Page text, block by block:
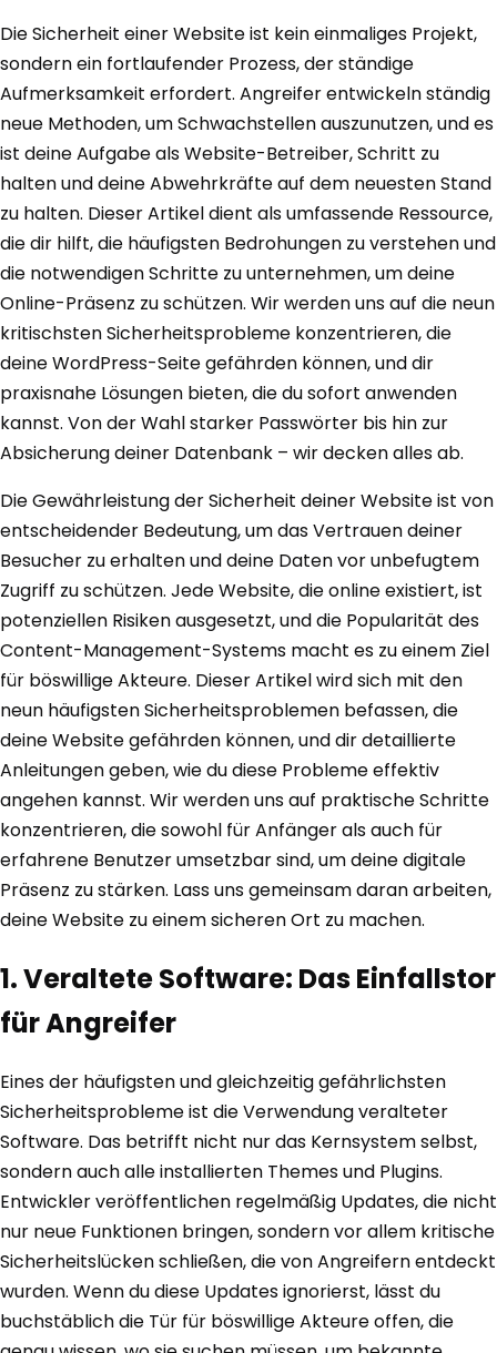
Die Sicherheit einer Website ist kein einmaliges Projekt,
sondern ein fortlaufender Prozess, der ständige
Aufmerksamkeit erfordert. Angreifer entwickeln ständig
neue Methoden, um Schwachstellen auszunutzen, und es
ist deine Aufgabe als Website-Betreiber, Schritt zu
halten und deine Abwehrkräfte auf dem neuesten Stand
zu halten. Dieser Artikel dient als umfassende Ressource,
die dir hilft, die häufigsten Bedrohungen zu verstehen und
die notwendigen Schritte zu unternehmen, um deine
Online-Präsenz zu schützen. Wir werden uns auf die neun
kritischsten Sicherheitsprobleme konzentrieren, die
deine WordPress-Seite gefährden können, und dir
praxisnahe Lösungen bieten, die du sofort anwenden
kannst. Von der Wahl starker Passwörter bis hin zur
Absicherung deiner Datenbank – wir decken alles ab.
Die Gewährleistung der Sicherheit deiner Website ist von
entscheidender Bedeutung, um das Vertrauen deiner
Besucher zu erhalten und deine Daten vor unbefugtem
Zugriff zu schützen. Jede Website, die online existiert, ist
potenziellen Risiken ausgesetzt, und die Popularität des
Content-Management-Systems macht es zu einem Ziel
für böswillige Akteure. Dieser Artikel wird sich mit den
neun häufigsten Sicherheitsproblemen befassen, die
deine Website gefährden können, und dir detaillierte
Anleitungen geben, wie du diese Probleme effektiv
angehen kannst. Wir werden uns auf praktische Schritte
konzentrieren, die sowohl für Anfänger als auch für
erfahrene Benutzer umsetzbar sind, um deine digitale
Präsenz zu stärken. Lass uns gemeinsam daran arbeiten,
deine Website zu einem sicheren Ort zu machen.
1. Veraltete Software: Das Einfallstor
für Angreifer
Eines der häufigsten und gleichzeitig gefährlichsten
Sicherheitsprobleme ist die Verwendung veralteter
Software. Das betrifft nicht nur das Kernsystem selbst,
sondern auch alle installierten Themes und Plugins.
Entwickler veröffentlichen regelmäßig Updates, die nicht
nur neue Funktionen bringen, sondern vor allem kritische
Sicherheitslücken schließen, die von Angreifern entdeckt
wurden. Wenn du diese Updates ignorierst, lässt du
buchstäblich die Tür für böswillige Akteure offen, die